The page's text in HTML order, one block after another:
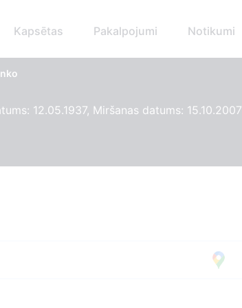
Kapsētas Pakalpojumi Notikumi
12.05.1937, Miršanas datums: 15.10.2007